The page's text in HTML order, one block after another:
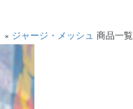
× ジャージ・メッシュ 商品一覧